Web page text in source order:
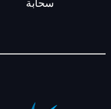
سحابة